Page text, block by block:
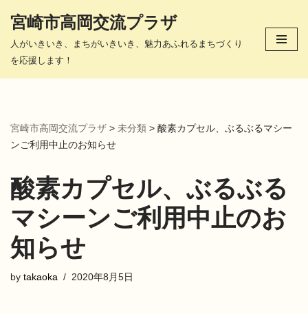
コ
ス
キ
プ
宮崎市高岡交流プラザ
人がいきいき、まちがいきいき、魅力あふれるまちづくり
を応援します！
宮崎市高岡交流プラザ > 未分類 > 酸素カプセル、ぶるぶるマシー
ンご利用中止のお知らせ
酸素カプセル、ぶるぶる
マシーンご利用中止のお
知らせ
by takaoka 2020年8月5日